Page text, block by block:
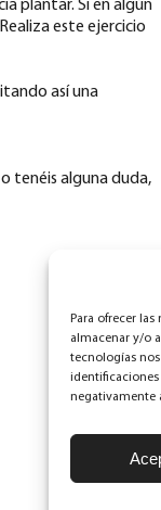
Para ofrecer
almacenar y/o
tecnologías
identificaciones
negativamente
plantar. Si en algún
este ejercicio
así una
tenéis alguna duda,